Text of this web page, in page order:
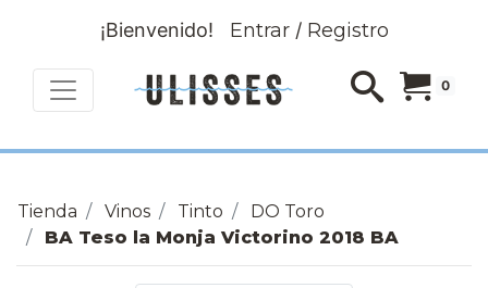
¡Bienvenido! Entrar/ Registro
0
Tienda Vinos Tinto
DO Toro
BA Teso la Monja Victorino 2018 BA